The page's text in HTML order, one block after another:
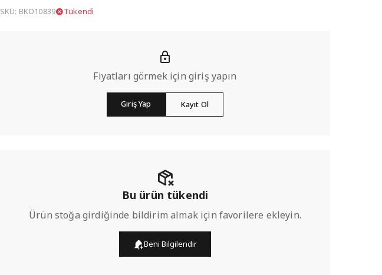
SKU: BKO10839 Tükendi
Fiyatları görmek için giriş yapın
Giriş Yap Kayıt Ol
Bu ürün tükendi
Ürün stoğa girdiğinde bildirim almak için favorilere ekleyin.
Beni Bilgilendir